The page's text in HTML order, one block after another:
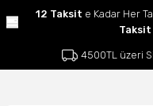
12 Taksit e Kadar Her
Taksit
4500TL üzeri